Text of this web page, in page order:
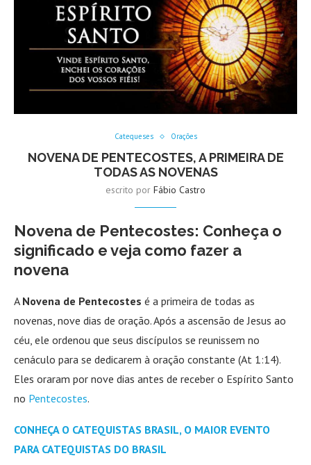
Catequeses Orações
NOVENA DE PENTECOSTES, A PRIMEIRA DE
TODAS AS NOVENAS
escrito por Fábio Castro
Novena de Pentecostes: Conheça o
significado e veja como fazer a
novena
A Novena de Pentecostes é a primeira de todas as
novenas, nove dias de oração. Após a ascensão de Jesus ao
céu, ele ordenou que seus discípulos se reunissem no
cenáculo para se dedicarem à oração constante (At 1:14).
Eles oraram por nove dias antes de receber o Espírito Santo
no Pentecostes.
CONHEÇA O CATEQUISTAS BRASIL, O MAIOR EVENTO
PARA CATEQUISTAS DO BRASIL